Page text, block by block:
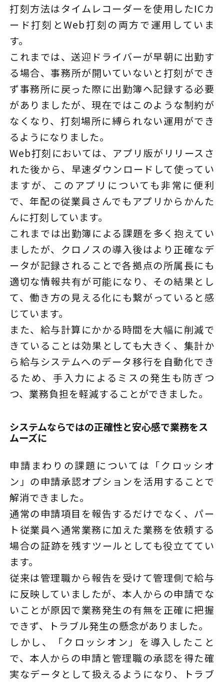
打刻方法はタイムレコーダーを使用したICカ
ード打刻とWeb打刻の両方で運用していま
す。
これまでは、送迎ドライバーが早朝に出勤す
る場合、事務所が開いていないと打刻ができ
ず事務所に戻った際に出勤簿へ記録する必要
がありましたが、現在ではこのような制約が
なくなり、打刻場所に縛られない運用ができ
るようになりました。
Web打刻においては、アプリ版がリリースさ
れた後から、早速ダウンロードして使ってい
ますが、このアプリについても非常に便利
で、年配の従業員さんでもアプリからかんた
んに打刻しています。
これまでは出勤簿による課題を多く抱えてい
ましたが、クロノスの導入後はより正確なデ
ータが記録されることで各拠点の所属長にも
適切な情報共有が可能になり、その結果とし
て、働き方の見える化にも繋がっていると感
じています。
また、給与計算にかかる時間を大幅に削減で
きていることは効果としても大きく、集計か
ら給与システムへのデータ移行を自動化でき
るため、手入力によるミスの発生も防ぎつ
つ、業務負担を軽減することができました。
システムならではの正確性と安心感で業務をス
ムーズに
申請まわりの課題については「クロッシオ
ン」の申請承認オプションを活用することで
解消できました。
通常の申請項目を報告するだけでなく、パー
ト従業員へ通常業務に加えた業務を依頼する
場合の証跡を残すツールとしても役立ててい
ます。
従来は管理職から報告を受けて管理側で給与
に反映していましたが、本人からの申請でな
いことが原因で業務発生の有無を正確に把握
できず、トラブル発生の懸念がありました。
しかし、「クロッシオン」を導入したこと
で、本人からの申請と管理職の承認を得た確
実なデータとして扱えるようになり、トラブ